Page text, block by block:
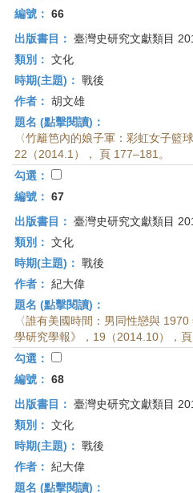
編號： 66
出版書目： 臺灣史研究文獻類目
類別： 文化
時期(主題)： 戰後
作者： 胡文雄
題名 (點擊閱讀)：
〈竹籬笆內的娘子軍：彩虹女子籃
22（2014.1）， 頁 177–181。
勾選：
編號： 67
出版書目： 臺灣史研究文獻類目
類別： 文化
時期(主題)： 戰後
作者： 紀大偉
題名 (點擊閱讀)：
〈誰有美國時間：男同性戀與
學研究學報》，19（2014.10），頁
勾選：
編號： 68
出版書目： 臺灣史研究文獻類目
類別： 文化
時期(主題)： 戰後
作者： 紀大偉
題名 (點擊閱讀)：